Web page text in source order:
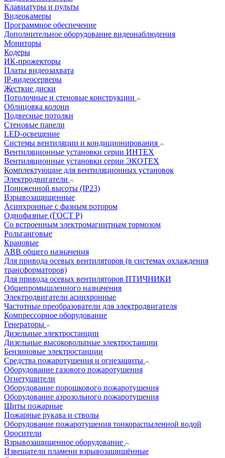
Клавиатуры и пульты
Видеокамеры
Программное обеспечение
Дополнительное оборудование видеонаблюдения
Мониторы
Кодеры
ИК-прожекторы
Платы видеозахвата
IP-видеосерверы
Жесткие диски
Потолочные и стеновые конструкции
Облицовка колонн
Подвесные потолки
Стеновые панели
LED-освещение
Системы вентиляции и кондиционирования
Вентиляционные установки серии ИНТЕХ
Вентиляционные установки серии ЭКОТЕХ
Комплектующие для вентиляционных установок
Электродвигатели
Пониженной высоты (IP23)
Взрывозащищенные
Асинхронные с фазным ротором
Однофазные (ГОСТ Р)
Со встроенным электромагнитным тормозом
Рольганговые
Крановые
АВВ общего назначения
Для привода осевых вентиляторов (в системах охлаждения
трансформаторов)
Для привода осевых вентиляторов ПТИЧНИКИ
Общепромышленного назначения
Электродвигатели асинхронные
Частотные преобразователи для электродвигателя
Компрессорное оборудование
Генераторы
Дизельные электростанции
Дизельные высоковольтные электростанции
Бензиновые электростанции
Средства пожаротушения и огнезащиты
Оборудование газового пожаротушения
Огнетушители
Оборудование порошкового пожаротушения
Оборудование аэрозольного пожаротушения
Щиты пожарные
Пожарные рукава и стволы
Оборудование пожаротушения тонкораспыленной водой
Оросители
Взрывозащищенное оборудование
Извещатели пламени взрывозащищённые